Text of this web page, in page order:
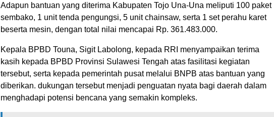
Adapun bantuan yang diterima Kabupaten Tojo Una-Una meliputi 100 paket
sembako, 1 unit tenda pengungsi, 5 unit chainsaw, serta 1 set perahu karet
beserta mesin, dengan total nilai mencapai Rp. 361.483.000.
Kepala BPBD Touna, Sigit Labolong, kepada RRI menyampaikan terima
kasih kepada BPBD Provinsi Sulawesi Tengah atas fasilitasi kegiatan
tersebut, serta kepada pemerintah pusat melalui BNPB atas bantuan yang
diberikan. dukungan tersebut menjadi penguatan nyata bagi daerah dalam
menghadapi potensi bencana yang semakin kompleks.